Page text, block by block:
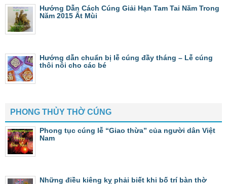
Hướng Dẫn Cách Cúng Giải Hạn Tam Tai Năm Trong
Năm 2015 Ất Mùi
Hướng dẫn chuẩn bị lễ cúng đầy tháng – Lễ cúng
thôi nôi cho các bé
PHONG THỦY THỜ CÚNG
Phong tục cúng lễ “Giao thừa” của người dân Việt
Nam
Những điều kiêng kỵ phải biết khi bố trí bàn thờ